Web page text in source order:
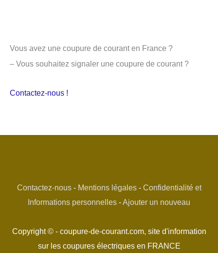
Vous avez une coupure de courant en France ?
– Vous souhaitez signaler une coupure de courant ?
Contactez-nous !
Contactez-nous- Mentions légales- Confidentialité et
Informations personnelles -Ajouter un nouveau
Copyright © - coupure-de-courant.com, site d'information
sur les coupures électriques en FRANCE